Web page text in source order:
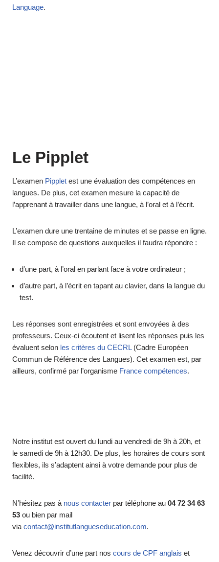
Language.
Le Pipplet
L’examen Pipplet est une évaluation des compétences en
langues. De plus, cet examen mesure la capacité de
l’apprenant à travailler dans une langue, à l’oral et à l’écrit.
L’examen dure une trentaine de minutes et se passe en ligne.
Il se compose de questions auxquelles il faudra répondre :
d’une part, à l’oral en parlant face à votre ordinateur ;
d’autre part, à l’écrit en tapant au clavier, dans la langue du
test.
Les réponses sont enregistrées et sont envoyées à des
professeurs. Ceux-ci écoutent et lisent les réponses puis les
évaluent selon les critères du CECRL(Cadre Européen
Commun de Référence des Langues). Cet examen est, par
ailleurs, confirmé par l’organisme France compétences.
Notre institut est ouvert du lundi au vendredi de 9h à 20h, et
le samedi de 9h à 12h30. De plus, les horaires de cours sont
flexibles, ils s’adaptent ainsi à votre demande pour plus de
facilité.
N’hésitez pas à nous contacter par téléphone au 04 72 34 63
53 ou bien par mail
via contact@institutlangueseducation.com.
Venez découvrir d’une part nos cours de CPF anglais et